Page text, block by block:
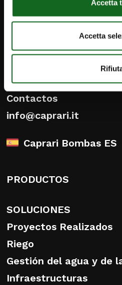
Accetta
Accetta
Newsletter
Contactos
info@caprari.it
Caprari Bombas ES
PRODUCTOS
SOLUCIONES
Proyectos Realizados
Riego
Gestión del agua y de
Infraestructuras